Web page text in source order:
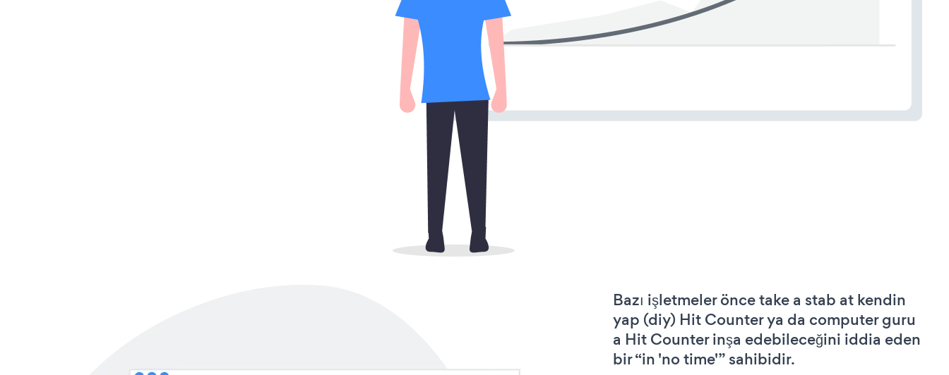
Bazı işletmeler önce take a stab at kendin
yap (diy) Hit Counter ya da computer guru
a Hit Counter inşa edebileceğini iddia eden
bir “in 'no time'” sahibidir.